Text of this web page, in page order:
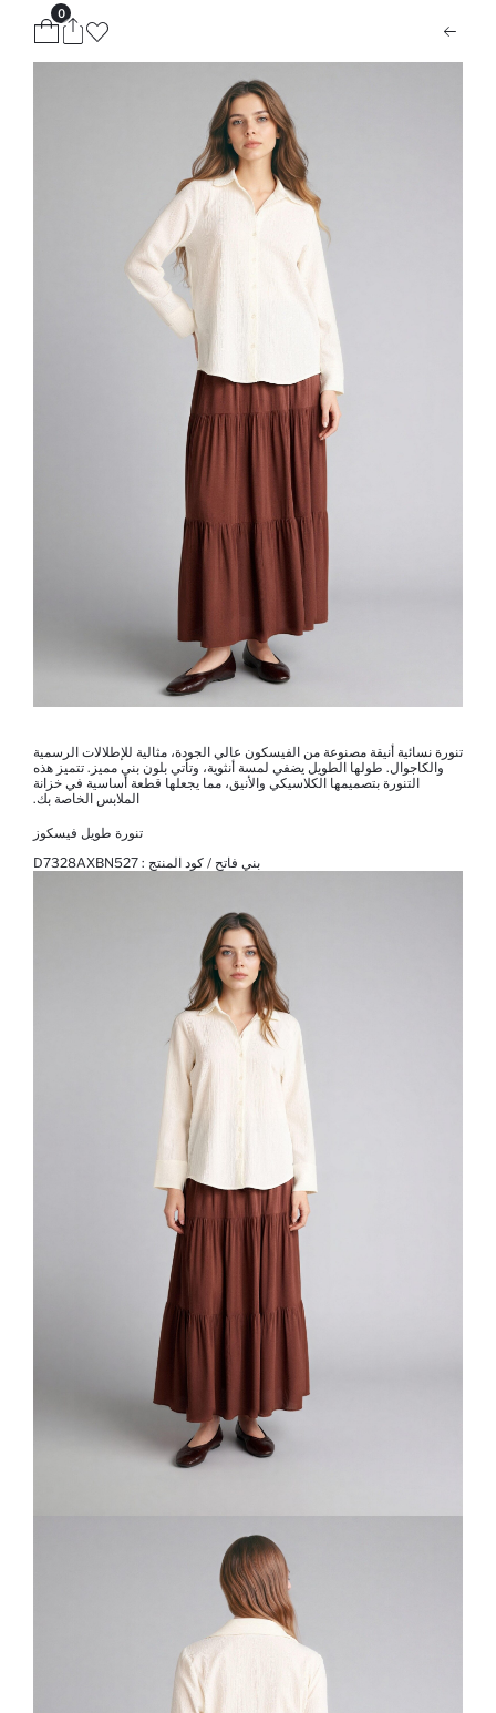
0
تنورة نسائية أنيقة مصنوعة من الفيسكون عالي الجودة، مثالية للإطلالات الرسمية
والكاجوال. طولها الطويل يضفي لمسة أنثوية، وتأتي بلون بني مميز. تتميز هذه
التنورة بتصميمها الكلاسيكي والأنيق، مما يجعلها قطعة أساسية في خزانة
الملابس الخاصة بك.
تنورة طويل فيسكوز
بني فاتح / كود المنتج : D7328AXBN527